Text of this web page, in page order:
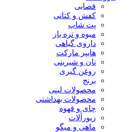
قصابی
کفش و کتانی
پت شاپ
میوه و تره بار
داروی گیاهی
هایپر مارکت
نان و شیرینی
روغن گیری
برنج
محصولات لبنی
محصولات بهداشتی
چای و قهوه
زیورآلات
ماهی و میگو